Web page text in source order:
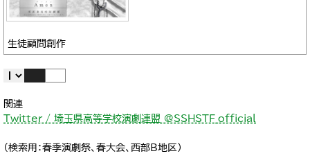
生徒顧問創作
関連
Twitter / 埼玉県高等学校演劇連盟 @SSHSTF_official
（検索用：春季演劇祭、春大会、西部B地区）